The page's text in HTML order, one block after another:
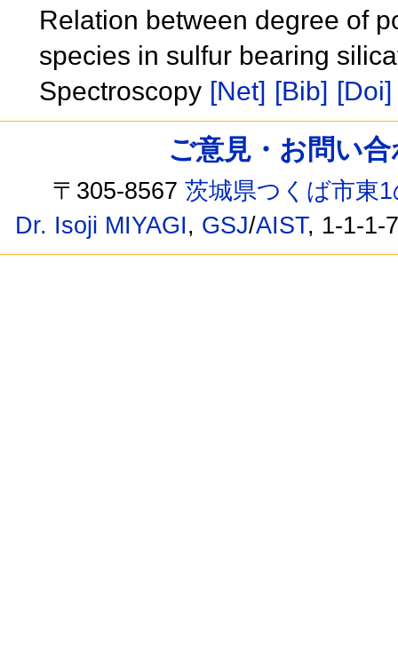
Relation between degree of
species in sulfur bearing
Spectroscopy [Net] [Bib] [Doi]
ご意見・お問い
〒305-8567茨城県つくば市東
Dr. Isoji MIYAGI, GSJ/AIST, 1-1-1-